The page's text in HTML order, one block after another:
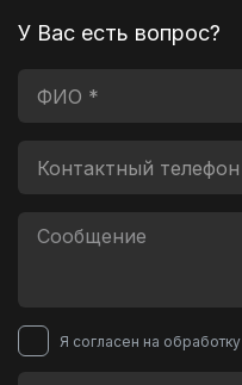
У Вас есть вопрос?
Я согласен на обработку